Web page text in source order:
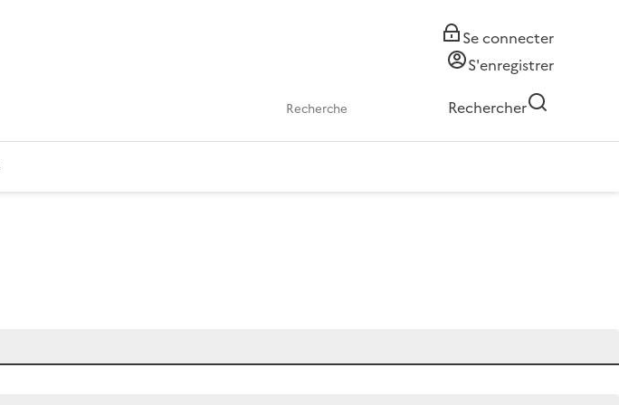
Se connecter
S'enregistrer
Rechercher